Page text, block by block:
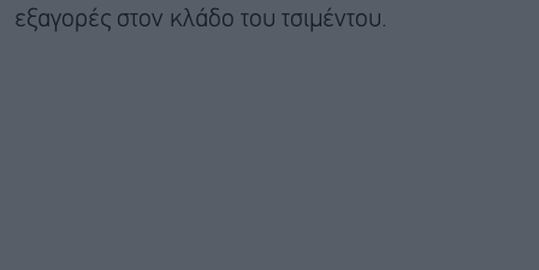
εξαγορές στον κλάδο του τσιμέντου.